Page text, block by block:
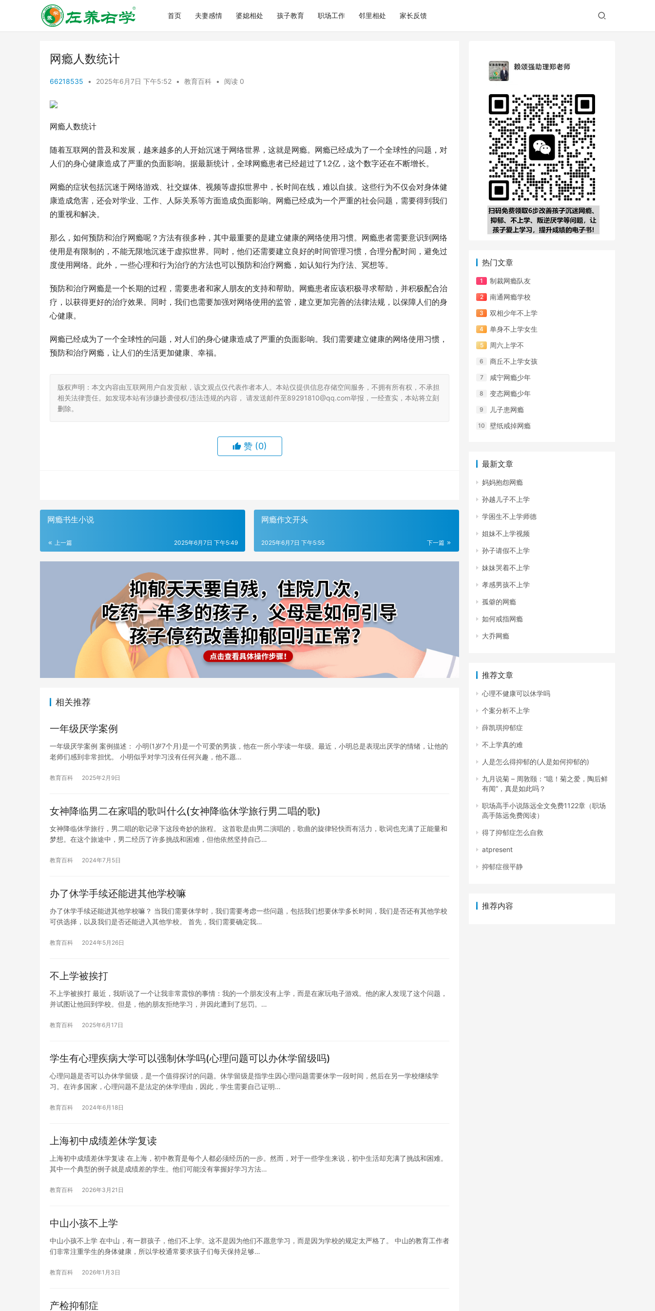
首页 夫妻感情 婆媳相处 孩子教育 职场工作 邻里相处 家长反馈
网瘾人数统计
66218535 • 2025年6月7日 下午5:52 • 教育百科 • 阅读 0
网瘾人数统计
随着互联网的普及和发展，越来越多的人开始沉迷于网络世界，这就是网瘾。网瘾已经成为了一个全球性的问题，对
人们的身心健康造成了严重的负面影响。据最新统计，全球网瘾患者已经超过了1.2亿，这个数字还在不断增长。
网瘾的症状包括沉迷于网络游戏、社交媒体、视频等虚拟世界中，长时间在线，难以自拔。这些行为不仅会对身体健
康造成危害，还会对学业、工作、人际关系等方面造成负面影响。网瘾已经成为一个严重的社会问题，需要得到我们
的重视和解决。
那么，如何预防和治疗网瘾呢？方法有很多种，其中最重要的是建立健康的网络使用习惯。网瘾患者需要意识到网络
使用是有限制的，不能无限地沉迷于虚拟世界。同时，他们还需要建立良好的时间管理习惯，合理分配时间，避免过
度使用网络。此外，一些心理和行为治疗的方法也可以预防和治疗网瘾，如认知行为疗法、冥想等。
预防和治疗网瘾是一个长期的过程，需要患者和家人朋友的支持和帮助。网瘾患者应该积极寻求帮助，并积极配合治
疗，以获得更好的治疗效果。同时，我们也需要加强对网络使用的监管，建立更加完善的法律法规，以保障人们的身
心健康。
网瘾已经成为了一个全球性的问题，对人们的身心健康造成了严重的负面影响。我们需要建立健康的网络使用习惯，
预防和治疗网瘾，让人们的生活更加健康、幸福。
版权声明：本文内容由互联网用户自发贡献，该文观点仅代表作者本人。本站仅提供信息存储空间服务，不拥有所有权，不承担
相关法律责任。如发现本站有涉嫌抄袭侵权/违法违规的内容， 请发送邮件至89291810@qq.com举报，一经查实，本站将立刻
删除。
赞 (0)
网瘾书生小说
上一篇 2025年6月7日 下午5:49
网瘾作文开头
下一篇
2025年6月7日 下午5:55
相关推荐
一年级厌学案例
一年级厌学案例 案例描述： 小明(1岁7个月)是一个可爱的男孩，他在一所小学读一年级。最近，小明总是表现出厌学的情绪，让他的
老师们感到非常担忧。 小明似乎对学习没有任何兴趣，他不愿…
教育百科 2025年2月9日
女神降临男二在家唱的歌叫什么(女神降临休学旅行男二唱的歌)
女神降临休学旅行，男二唱的歌记录下这段奇妙的旅程。 这首歌是由男二演唱的，歌曲的旋律轻快而有活力，歌词也充满了正能量和
梦想。在这个旅途中，男二经历了许多挑战和困难，但他依然坚持自己…
教育百科 2024年7月5日
办了休学手续还能进其他学校嘛
办了休学手续还能进其他学校嘛？ 当我们需要休学时，我们需要考虑一些问题，包括我们想要休学多长时间，我们是否还有其他学校
可供选择，以及我们是否还能进入其他学校。 首先，我们需要确定我…
教育百科 2024年5月26日
不上学被挨打
不上学被挨打 最近，我听说了一个让我非常震惊的事情：我的一个朋友没有上学，而是在家玩电子游戏。他的家人发现了这个问题，
并试图让他回到学校。但是，他的朋友拒绝学习，并因此遭到了惩罚。…
教育百科 2025年6月17日
学生有心理疾病大学可以强制休学吗(心理问题可以办休学留级吗)
心理问题是否可以办休学留级，是一个值得探讨的问题。休学留级是指学生因心理问题需要休学一段时间，然后在另一学校继续学
习。在许多国家，心理问题不是法定的休学理由，因此，学生需要自己证明…
教育百科 2024年6月18日
上海初中成绩差休学复读
上海初中成绩差休学复读 在上海，初中教育是每个人都必须经历的一步。然而，对于一些学生来说，初中生活却充满了挑战和困难。
其中一个典型的例子就是成绩差的学生。他们可能没有掌握好学习方法…
教育百科 2026年3月21日
中山小孩不上学
中山小孩不上学 在中山，有一群孩子，他们不上学。这不是因为他们不愿意学习，而是因为学校的规定太严格了。 中山的教育工作者
们非常注重学生的身体健康，所以学校通常要求孩子们每天保持足够…
教育百科 2026年1月3日
产检抑郁症
热门文章
制裁网瘾队友
南通网瘾学校
双相少年不上学
单身不上学女生
周六上学不
商丘不上学女孩
咸宁网瘾少年
变态网瘾少年
儿子患网瘾
壁纸戒掉网瘾
最新文章
妈妈抱怨网瘾
孙越儿子不上学
学困生不上学师德
姐妹不上学视频
孙子请假不上学
妹妹哭着不上学
孝感男孩不上学
孤僻的网瘾
如何戒指网瘾
大乔网瘾
推荐文章
心理不健康可以休学吗
个案分析不上学
薛凯琪抑郁症
不上学真的难
人是怎么得抑郁的(人是如何抑郁的)
九月说菊 – 周敦颐：“噫！菊之爱，陶后鲜
有闻”，真是如此吗？
职场高手小说陈远全文免费1122章（职场
高手陈远免费阅读）
得了抑郁症怎么自救
atpresent
抑郁症很平静
推荐内容